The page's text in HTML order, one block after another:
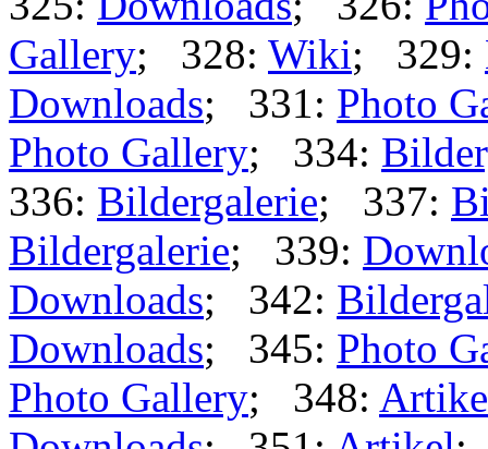
Gallery; 328: Wiki; 329:
Downloads; 331: Photo
Photo Gallery; 334:
336: Bildergalerie; 337:
Bildergalerie; 339:
Downloads; 342:
Downloads; 345: Photo
Photo Gallery; 348: